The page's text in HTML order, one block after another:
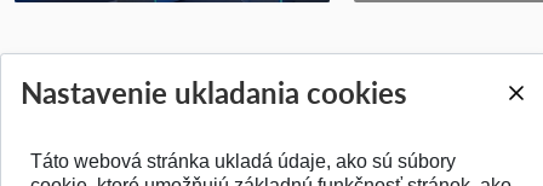
SPÄŤ NA VRCH
Nastavenie ukladania cookies
Táto webová stránka ukladá údaje, ako sú súbory